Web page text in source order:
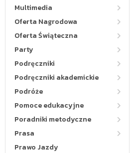
Multimedia
Oferta Nagrodowa
Oferta Świąteczna
Party
Podręczniki
Podręczniki akademickie
Podróże
Pomoce edukacyjne
Poradniki metodyczne
Prasa
Prawo Jazdy